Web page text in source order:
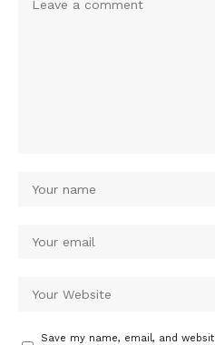
Save my name, email, and